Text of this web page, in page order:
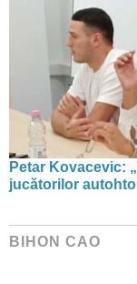
Petar Kovacevic:
jucătorilor
BIHON CAO